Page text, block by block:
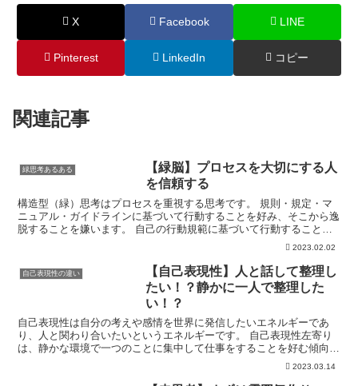
X Facebook LINE
Pinterest LinkedIn コピー
関連記事
緑思考あるある
【緑脳】プロセスを大切にする人
を信頼する
構造型（緑）思考はプロセスを重視する思考です。 規則・規定・マ
ニュアル・ガイドラインに基づいて行動することを好み、そこから逸
脱することを嫌います。 自己の行動規範に基づいて行動することが
多く、他人もその規範に準じて行動することを当然と考える...2023.02.02
自己表現性の違い
【自己表現性】人と話して整理し
たい！？静かに一人で整理した
い！？
自己表現性は自分の考えや感情を世界に発信したいエネルギーであ
り、人と関わり合いたいというエネルギーです。 自己表現性左寄り
は、静かな環境で一つのことに集中して仕事をすることを好む傾向が
あります。 自己表現性右寄りは、賑やかな環境で多くの人と...2023.03.14